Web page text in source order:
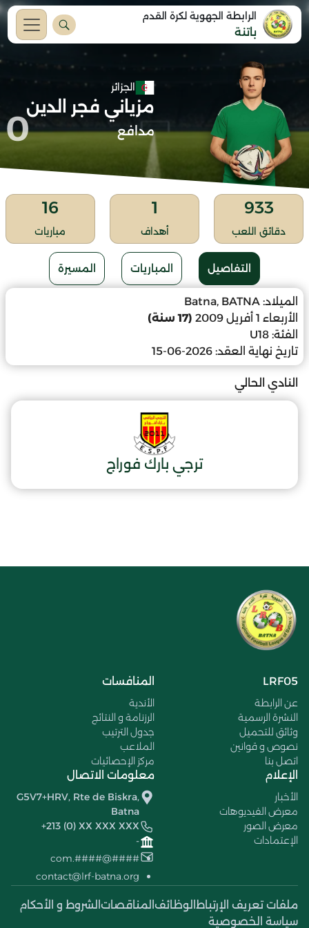
الرابطة الجهوية لكرة القدم
باتنة
الجزائر
مزياني فجر الدين
مدافع 0
933
دقائق اللعب
1
أهداف
16
مباريات
التفاصيل المباريات المسيرة
الميلاد: Batna, BATNA
الأربعاء 1 أفريل 2009
(17 سنة)
الفئة: U18
تاريخ نهاية العقد: 2026-06-15
النادي الحالي
ترجي بارك فوراج
LRF05
عن الرابطة
النشرة الرسمية
وثائق للتحميل
نصوص و قوانين
اتصل بنا
المنافسات
الأندية
الرزنامة و النتائج
جدول الترتيب
الملاعب
مركز الإحصائيات
الإعلام
الأخبار
معرض الفيديوهات
معرض الصور
الإعتمادات
معلومات الاتصال
G5V7+HRV, Rte de Biskra,
Batna
+213 (0) XX XXX XXX
-
####@####.com
contact@lrf-batna.org
ملفات تعريف الإرتباط الوظائف المناقصات الشروط و الأحكام
سياسة الخصوصية